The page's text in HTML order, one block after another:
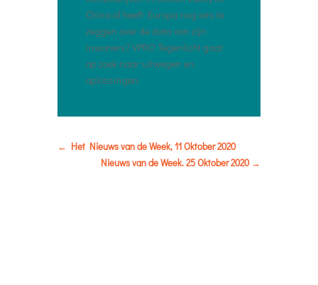
China of heeft Europa nog iets te
zeggen over de data van zijn
inwoners? VPRO Tegenlicht gaat
op zoek naar uitwegen en
oplossingen.
← Het Nieuws van de Week, 11 Oktober 2020
Nieuws van de Week. 25 Oktober 2020→